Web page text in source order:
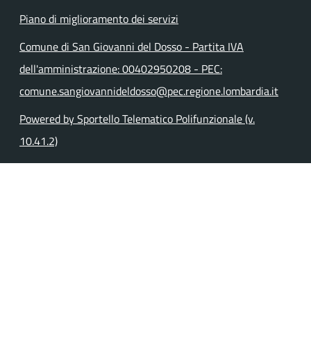
Piano di miglioramento dei servizi
Comune di San Giovanni del Dosso - Partita IVA
dell'amministrazione: 00402950208 - PEC:
comune.sangiovannideldosso@pec.regione.lombardia.it
Powered by Sportello Telematico Polifunzionale (v.
10.41.2)